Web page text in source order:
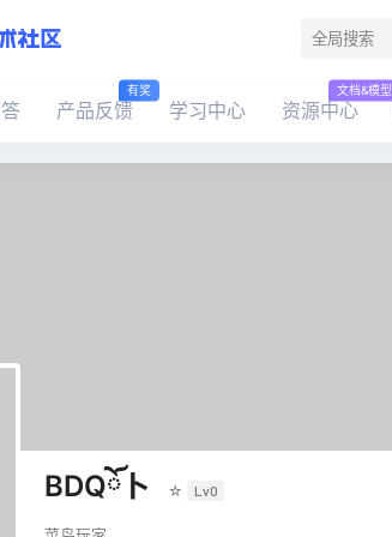
产品反馈
有奖
学习中心 资源中心
文档&模型
BDQོ卜 ☆ Lv0